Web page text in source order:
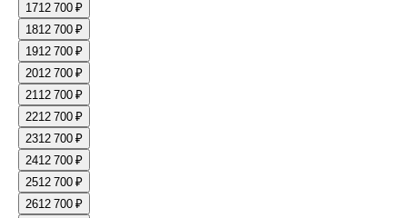
1712 700 ₽
1812 700 ₽
1912 700 ₽
2012 700 ₽
2112 700 ₽
2212 700 ₽
2312 700 ₽
2412 700 ₽
2512 700 ₽
2612 700 ₽